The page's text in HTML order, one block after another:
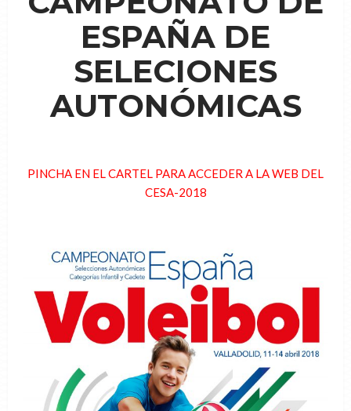
ESPAÑA DE
SELECIONES
AUTONÓMICAS
PINCHA EN EL CARTEL PARA ACCEDER A LA WEB DEL
CESA-2018